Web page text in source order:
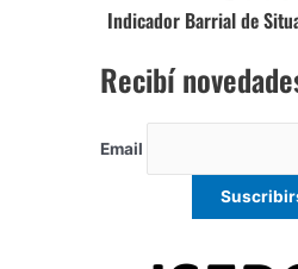
Indicador Barrial de
Recibí
Email